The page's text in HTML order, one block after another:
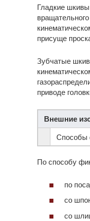
Гладкие
присуще
Зубчатые
приводе
Внешние
Способы
По способу
по
со
со